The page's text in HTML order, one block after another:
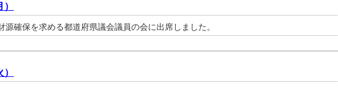
源確保を求める都道府県議会議員の会に出席しました。